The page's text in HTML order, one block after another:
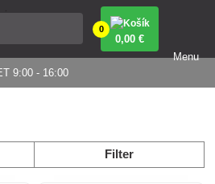
9:00 - 16:00
0
0,00 €
Menu
Filter